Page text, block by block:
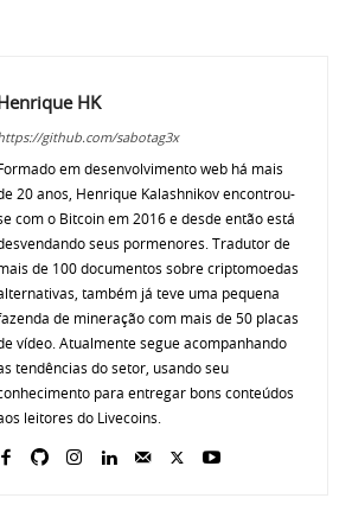
HK
github.com/sabotag3x
em desenvolvimento web há mais
20 anos, Henrique Kalashnikov encontrou-
com o Bitcoin em 2016 e desde então está
seus pormenores. Tradutor de
de 100 documentos sobre criptomoedas
também já teve uma pequena
de mineração com mais de 50 placas
vídeo. Atualmente segue acompanhando
tendências do setor, usando seu
para entregar bons conteúdos
leitores do Livecoins.